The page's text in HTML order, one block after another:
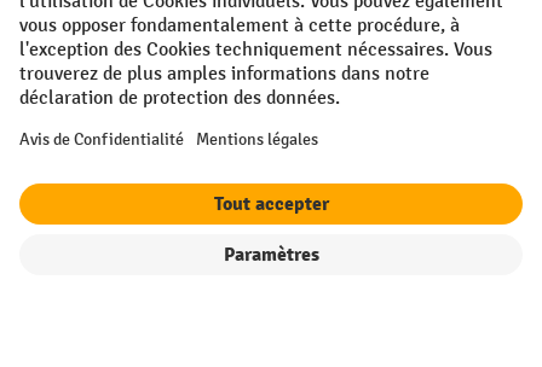
if not stated otherwise.
¹ La remise est valable jusqu'à épuisement des stocks. La remise ne
s'applique pas aux prix spéciaux. Il n'est pas possible de le combiner
avec d'autres réductions en pourcentage ou bons de réduction. | ² La
réduction sera accordée une seule fois lors de la première inscription
à la newsletter. Le code de réduction est valable pendant 10 jours et
nette minimale de 250,00 €. La réduction varie selon la catégorie de
produits et peut atteindre un maximum de 10 %. Les transpalettes
électriques, les gerbeurs électriques, les chariots élévateurs